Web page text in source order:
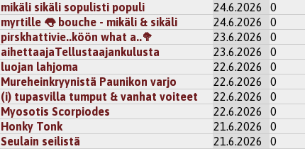
mikäli sikäli sopulisti populi 24.6.2026 0
myrtille 👅 bouche - mikäli & sikäli 24.6.2026 0
pirskhattivie..köön what a..🥦 23.6.2026 0
aihettaajaTellustaajankulusta 23.6.2026 0
luojan lahjoma 22.6.2026 0
Mureheinkryynistä Paunikon varjo 22.6.2026 0
(i) tupasvilla tumput & vanhat voiteet 22.6.2026 0
Myosotis Scorpiodes 22.6.2026 0
Honky Tonk 21.6.2026 0
Seulain seilistä 21.6.2026 0